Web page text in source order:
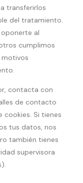
transferirlos
del tratamiento.
al
cumplimos
motivos
contacta con
de contacto
cookies. Si tienes
tus datos, nos
también tienes
supervisora